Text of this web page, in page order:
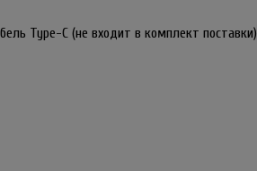
Type-C (не входит в комплект поставки)